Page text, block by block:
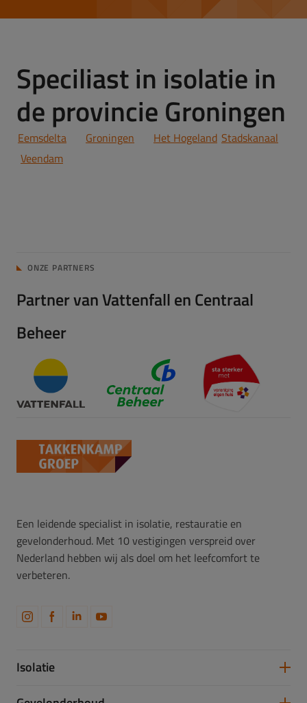
Speciliast in isolatie in
de provincie Groningen
Eemsdelta Groningen Het Hogeland Stadskanaal
Veendam
ONZE PARTNERS
Partner van Vattenfall en Centraal
Beheer
Een leidende specialist in isolatie, restauratie en
gevelonderhoud. Met 10 vestigingen verspreid over
Nederland hebben wij als doel om het leefcomfort te
verbeteren.
Isolatie